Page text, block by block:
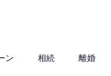
ン 相続 離婚